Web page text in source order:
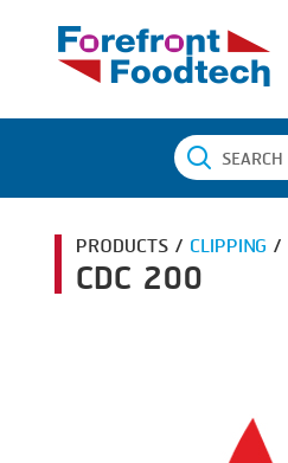
PRODUCTS / CLIPPING /
CDC 200